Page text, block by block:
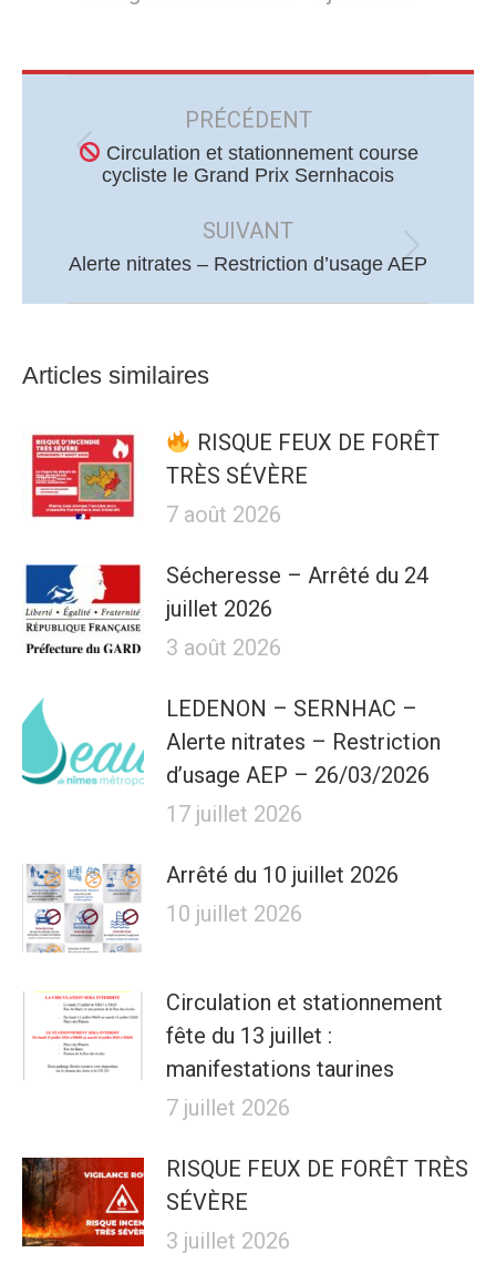
PRÉCÉDENT
Article
:
Circulation et stationnement course
cycliste le Grand Prix Sernhacois
SUIVANT
Article
Alerte nitrates – Restriction d’usage AEP
Articles similaires
RISQUE FEUX DE FORÊT
TRÈS SÉVÈRE
7 août 2026
Sécheresse – Arrêté du 24
juillet 2026
3 août 2026
LEDENON – SERNHAC –
Alerte nitrates – Restriction
d’usage AEP – 26/03/2026
17 juillet 2026
Arrêté du 10 juillet 2026
10 juillet 2026
Circulation et stationnement
fête du 13 juillet :
manifestations taurines
7 juillet 2026
RISQUE FEUX DE FORÊT TRÈS
SÉVÈRE
3 juillet 2026